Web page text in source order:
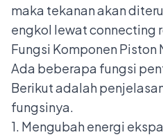
maka tekanan akan
engkol lewat connecting
Fungsi Komponen Piston
Ada beberapa fungsi
Berikut adalah
fungsinya.
1. Mengubah energi